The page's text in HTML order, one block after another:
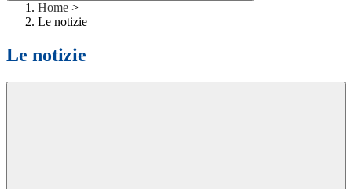
Home >
Le notizie
Le notizie